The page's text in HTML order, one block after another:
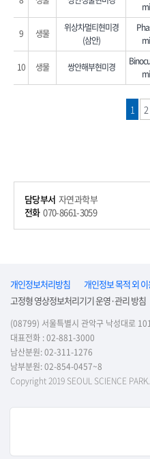
9 생물
위상차멀티현미경
(삼안)
10 생물 쌍안해부현미경
1 2
담당부서자연과학부
전화070-8661-3059
개인정보처리방침
개인정보 목적 외
고정형 영상정보처리기기 운영·관리 방침
(08799) 서울특별시 관악구 낙성대로
대표전화 : 02-881-3000
남산분원: 02-311-1276
남부분원: 02-854-0457~8
Copyright 2019 SEOUL SCIENCE